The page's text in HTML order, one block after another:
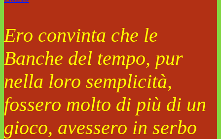
Ero convinta che le
Banche del tempo, pur
nella loro semplicità,
fossero molto di più di un
gioco, avessero in serbo